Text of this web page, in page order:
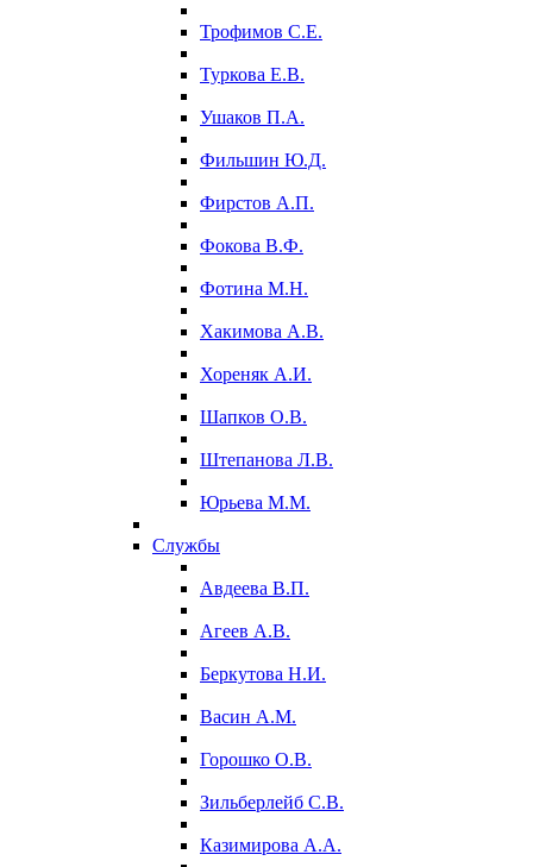
Трофимов С.Е.
Туркова Е.В.
Ушаков П.А.
Фильшин Ю.Д.
Фирстов А.П.
Фокова В.Ф.
Фотина М.Н.
Хакимова А.В.
Хореняк А.И.
Шапков О.В.
Штепанова Л.В.
Юрьева М.М.
Службы
Авдеева В.П.
Агеев А.В.
Беркутова Н.И.
Васин А.М.
Горошко О.В.
Зильберлейб С.В.
Казимирова А.А.